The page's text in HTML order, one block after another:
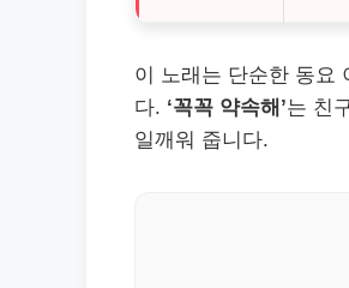
이 노래는 단순한 동요
다. ‘꼭꼭 약속해’는 친
일깨워 줍니다.